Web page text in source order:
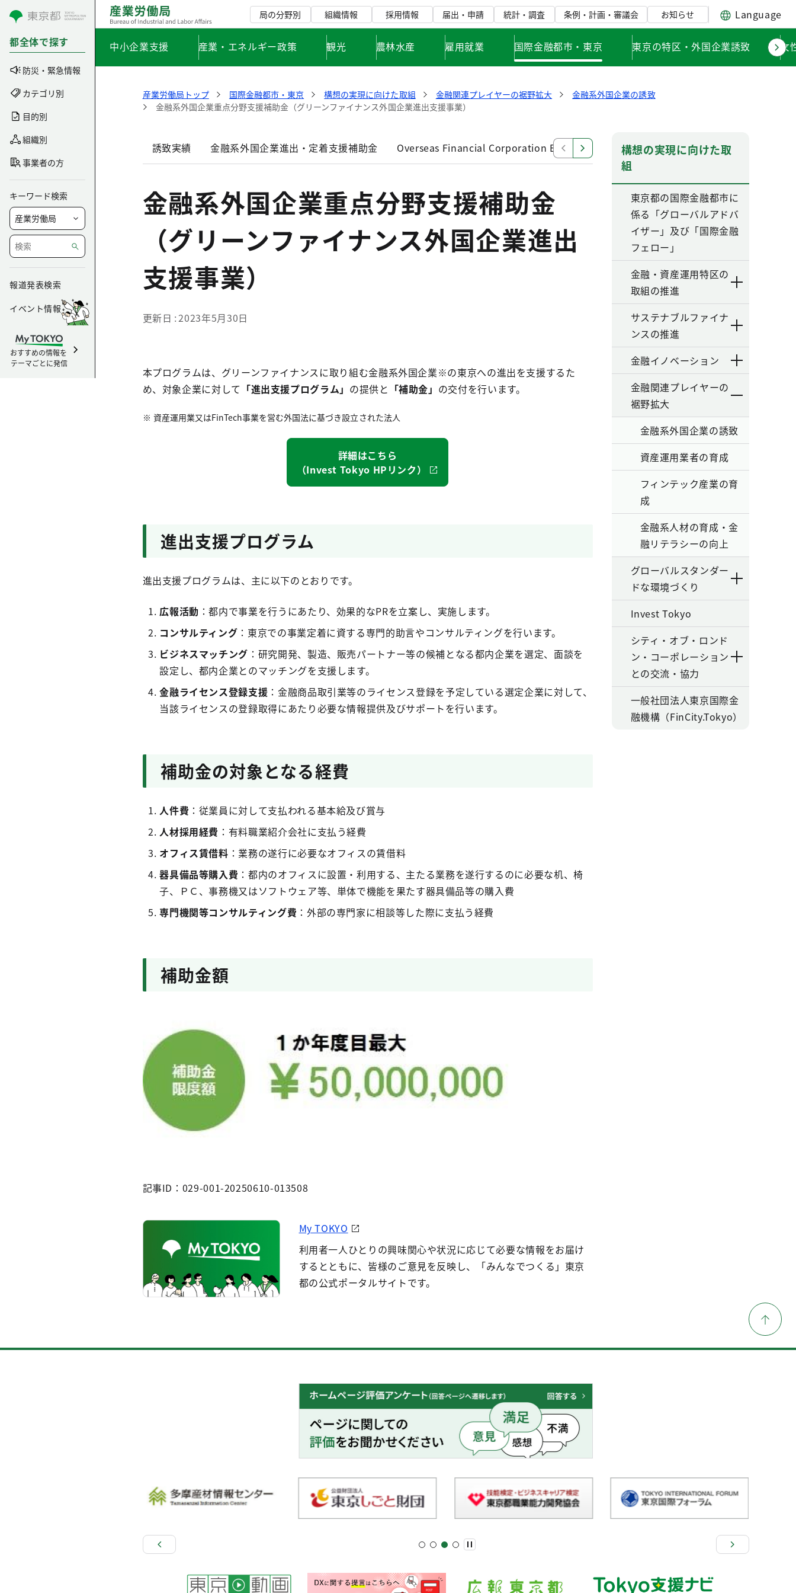
コンテンツにスキップ
都全体で探す
防災・緊急情報
カテゴリ別
目的別
組織別
事業者の方
キーワード検索
報道発表検索
イベント情報
おすすめの情報を
テーマごとに発信
局の分野別 組織情報 採用情報 届出・申請 統計・調査 条例・計画・審議会 お知らせ Language
中小企業支援 産業・エネルギー政策 観光 農林水産 雇用就業 国際金融都市・東京 東京の特区・外国企業誘致 女
産業労働局トップ 国際金融都市・東京 構想の実現に向けた取組 金融関連プレイヤーの裾野拡大
金融系外国企業の誘致
金融系外国企業重点分野支援補助金（グリーンファイナンス外国企業進出支援事業）
誘致実績 金融系外国企業進出・定着支援補助金 Overseas Financial Corporation Establishment and Support Subsidy Program
金融系外国企業重点分野支援補助金
（グリーンファイナンス外国企業進出
支援事業）
更新日 2023年5月30日
本プログラムは、グリーンファイナンスに取り組む金融系外国企業※の東京への進出を支援するた
め、対象企業に対して 「進出支援プログラム」 の提供と 「補助金」 の交付を行います。
資産運用業又はFinTech事業を営む外国法に基づき設立された法人
詳細はこちら
（Invest Tokyo HPリンク）
進出支援プログラム
進出支援プログラムは、主に以下のとおりです。
広報活動 ：都内で事業を行うにあたり、効果的なPRを立案し、実施します。
コンサルティング ：東京での事業定着に資する専門的助言やコンサルティングを行います。
ビジネスマッチング ：研究開発、製造、販売パートナー等の候補となる都内企業を選定、面談を
設定し、都内企業とのマッチングを支援します。
金融ライセンス登録支援 ：金融商品取引業等のライセンス登録を予定している選定企業に対して、
当該ライセンスの登録取得にあたり必要な情報提供及びサポートを行います。
補助金の対象となる経費
人件費 ：従業員に対して支払われる基本給及び賞与
人材採用経費 ：有料職業紹介会社に支払う経費
オフィス賃借料 ：業務の遂行に必要なオフィスの賃借料
器具備品等購入費 ：都内のオフィスに設置・利用する、主たる業務を遂行するのに必要な机、椅
子、ＰＣ、事務機又はソフトウェア等、単体で機能を果たす器具備品等の購入費
専門機関等コンサルティング費 ：外部の専門家に相談等した際に支払う経費
補助金額
記事ID：029-001-20250610-013508
My TOKYO
利用者一人ひとりの興味関心や状況に応じて必要な情報をお届け
するとともに、皆様のご意見を反映し、「みんなでつくる」東京
都の公式ポータルサイトです。
構想の実現に向けた取
組
東京都の国際金融都市に
係る「グローバルアドバ
イザー」及び「国際金融
フェロー」
金融・資産運用特区の
取組の推進
サステナブルファイナ
ンスの推進
金融イノベーション
金融関連プレイヤーの
裾野拡大
金融系外国企業の誘致
資産運用業者の育成
フィンテック産業の育
成
金融系人材の育成・金
融リテラシーの向上
グローバルスタンダー
ドな環境づくり
Invest Tokyo
シティ・オブ・ロンド
ン・コーポレーション
との交流・協力
一般社団法人東京国際金
融機構（FinCity.Tokyo）